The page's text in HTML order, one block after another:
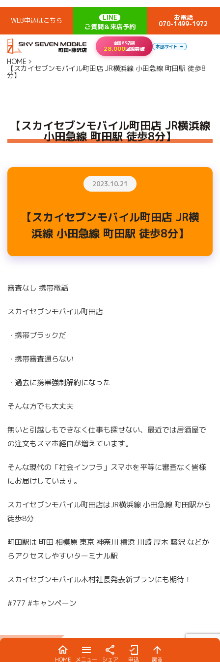
WEB申込はこちら
LINE
ご質問＆来店予約
お電話
070-1499-1972
全国83店舗
28,000回線突破 本部サイト →
HOME
【スカイセブンモバイル町田店 JR横浜線 小田急線 町田駅 徒歩8
分】
【スカイセブンモバイル町田店 JR横浜線
小田急線 町田駅 徒歩8分】
2023.10.21
【スカイセブンモバイル町田店 JR横
浜線 小田急線 町田駅 徒歩8分】
審査なし 携帯電話
スカイセブンモバイル町田店
・携帯ブラックだ
・携帯審査通らない
・過去に携帯強制解約になった
そんな方でも大丈夫
無いと引越しもできなく仕事も探せない、最近では居酒屋で
の注文もスマホ経由が増えています。
そんな現代の「社会インフラ」スマホを平等に審査なく皆様
にお届けしています。
スカイセブンモバイル町田店はJR横浜線 小田急線 町田駅から
徒歩8分
町田駅は 町田 相模原 東京 神奈川 横浜 川崎 厚木 藤沢 などか
らアクセスしやすいターミナル駅
スカイセブンモバイル木村社長発表新プランにも期待！
#777 #キャンペーン
HOME メニュー シェア 申込 戻る